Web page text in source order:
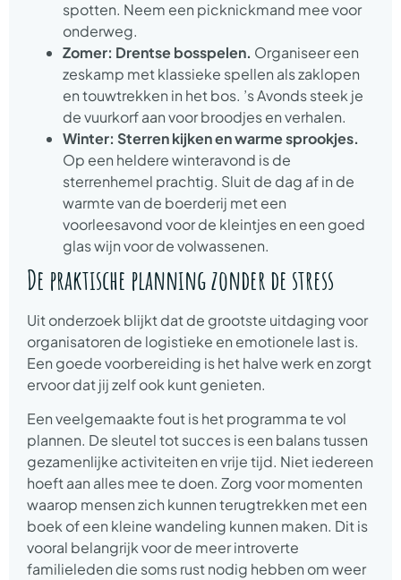
spotten. Neem een picknickmand mee voor
onderweg.
Zomer: Drentse bosspelen. Organiseer een
zeskamp met klassieke spellen als zaklopen
en touwtrekken in het bos. ’s Avonds steek je
de vuurkorf aan voor broodjes en verhalen.
Winter: Sterren kijken en warme sprookjes.
Op een heldere winteravond is de
sterrenhemel prachtig. Sluit de dag af in de
warmte van de boerderij met een
voorleesavond voor de kleintjes en een goed
glas wijn voor de volwassenen.
De praktische planning zonder de stress
Uit onderzoek blijkt dat de grootste uitdaging voor
organisatoren de logistieke en emotionele last is.
Een goede voorbereiding is het halve werk en zorgt
ervoor dat jij zelf ook kunt genieten.
Een veelgemaakte fout is het programma te vol
plannen. De sleutel tot succes is een balans tussen
gezamenlijke activiteiten en vrije tijd. Niet iedereen
hoeft aan alles mee te doen. Zorg voor momenten
waarop mensen zich kunnen terugtrekken met een
boek of een kleine wandeling kunnen maken. Dit is
vooral belangrijk voor de meer introverte
familieleden die soms rust nodig hebben om weer